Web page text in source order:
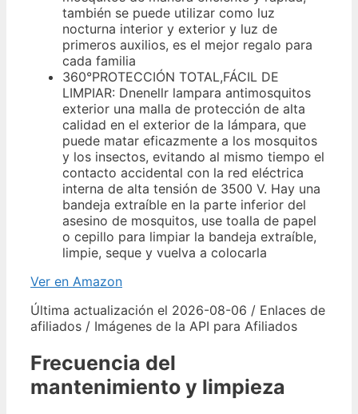
también se puede utilizar como luz
nocturna interior y exterior y luz de
primeros auxilios, es el mejor regalo para
cada familia
360°PROTECCIÓN TOTAL,FÁCIL DE
LIMPIAR: Dnenellr lampara antimosquitos
exterior una malla de protección de alta
calidad en el exterior de la lámpara, que
puede matar eficazmente a los mosquitos
y los insectos, evitando al mismo tiempo el
contacto accidental con la red eléctrica
interna de alta tensión de 3500 V. Hay una
bandeja extraíble en la parte inferior del
asesino de mosquitos, use toalla de papel
o cepillo para limpiar la bandeja extraíble,
limpie, seque y vuelva a colocarla
Ver en Amazon
Última actualización el 2026-08-06 / Enlaces de
afiliados / Imágenes de la API para Afiliados
Frecuencia del
mantenimiento y limpieza